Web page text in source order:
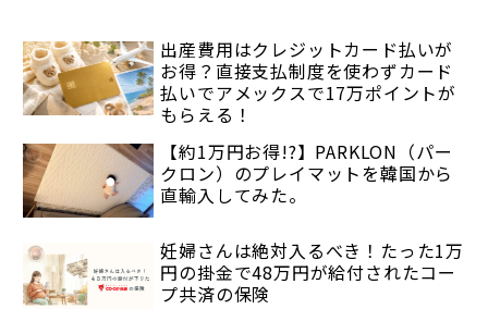
出産費用はクレジットカード払いが
お得？直接支払制度を使わずカード
払いでアメックスで17万ポイントが
もらえる！
【約1万円お得!?】PARKLON（パー
クロン）のプレイマットを韓国から
直輸入してみた。
妊婦さんは絶対入るべき！たった1万
円の掛金で48万円が給付されたコー
プ共済の保険